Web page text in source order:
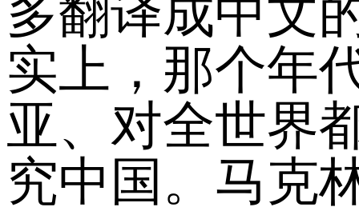
多翻译成中文
实上，那个年
亚、对全世界
究中国。马克